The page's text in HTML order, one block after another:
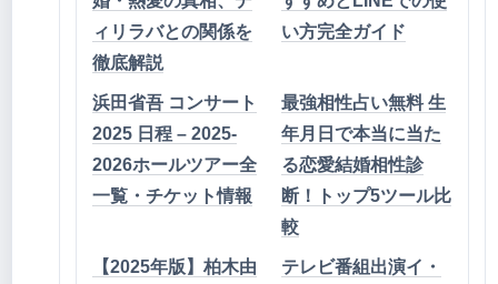
ィリラバとの関係を
徹底解説
い方完全ガイド
浜田省吾 コンサート
2025 日程 – 2025-
2026ホールツアー全
一覧・チケット情報
最強相性占い無料 生
年月日で本当に当た
る恋愛結婚相性診
断！トップ5ツール比
較
【2025年版】柏木由
テレビ番組出演イ・